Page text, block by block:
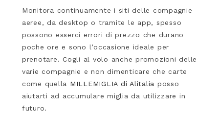
Monitora continuamente i siti delle compagnie
aeree, da desktop o tramite le app, spesso
possono esserci errori di prezzo che durano
poche ore e sono l’occasione ideale per
prenotare. Cogli al volo anche promozioni delle
varie compagnie e non dimenticare che carte
come quella MILLEMIGLIA di Alitalia posso
aiutarti ad accumulare miglia da utilizzare in
futuro.